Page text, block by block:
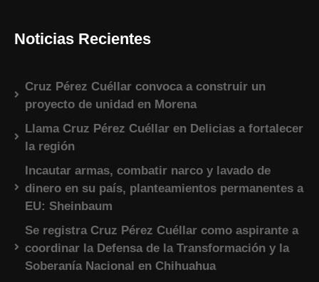
Noticias Recientes
Cruz Pérez Cuéllar convoca a construir un
proyecto de unidad en Morena
Llama Cruz Pérez Cuéllar en Delicias a fortalecer
la región
Incautar armas, combatir narco y lavado de
dinero en su país, planteamientos permanentes a
EU: Sheinbaum
Se registra Cruz Pérez Cuéllar como aspirante a
coordinar la Defensa de la Transformación y la
Soberanía Nacional en Chihuahua